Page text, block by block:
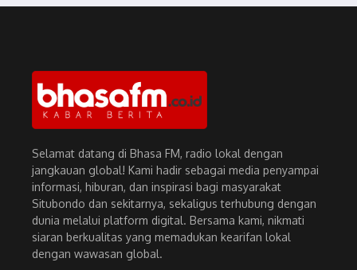
Selamat datang di Bhasa FM, radio lokal dengan
jangkauan global! Kami hadir sebagai media penyampai
informasi, hiburan, dan inspirasi bagi masyarakat
Situbondo dan sekitarnya, sekaligus terhubung dengan
dunia melalui platform digital. Bersama kami, nikmati
siaran berkualitas yang memadukan kearifan lokal
dengan wawasan global.